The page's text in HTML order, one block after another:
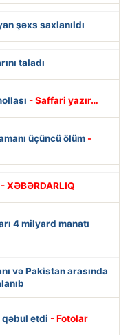
şəxs saxlanıldı
taladı
- Saffari yazır…
üçüncü ölüm -
- XƏBƏRDARLIQ
4 milyard manatı
və Pakistan arasında
qəbul etdi - Fotolar